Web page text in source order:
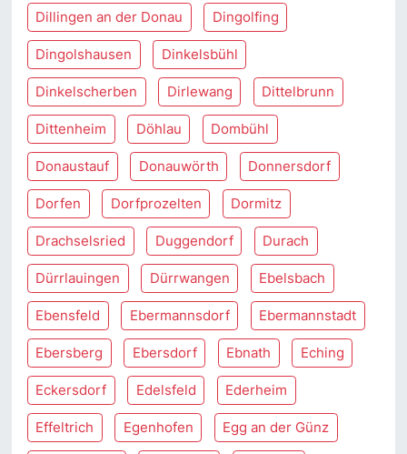
Dillingen an der Donau Dingolfing
Dingolshausen Dinkelsbühl
Dinkelscherben Dirlewang Dittelbrunn
Dittenheim Döhlau Dombühl
Donaustauf Donauwörth Donnersdorf
Dorfen Dorfprozelten Dormitz
Drachselsried Duggendorf Durach
Dürrlauingen Dürrwangen Ebelsbach
Ebensfeld Ebermannsdorf Ebermannstadt
Ebersberg Ebersdorf Ebnath Eching
Eckersdorf Edelsfeld Ederheim
Effeltrich Egenhofen Egg an der Günz